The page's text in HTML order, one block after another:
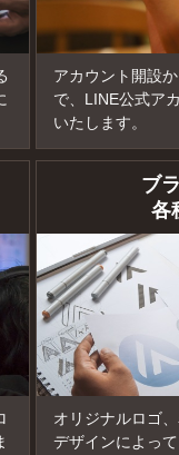
アカウント開設
で、LINE公式ア
いたします。
ブ
各
オリジナルロゴ
デザインによっ